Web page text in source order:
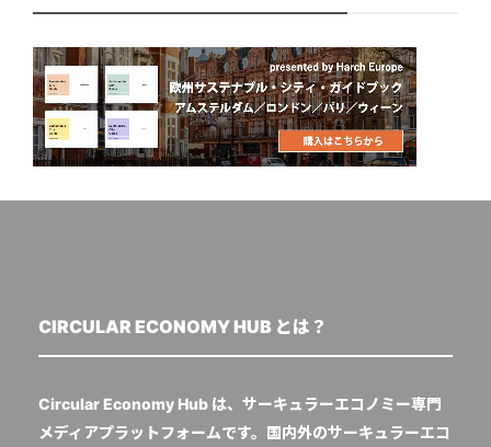
CIRCULAR ECONOMY HUB とは？
Circular Economy Hub は、サーキュラーエコノミー専門
メディアプラットフォームです。国内外のサーキュラーエコ